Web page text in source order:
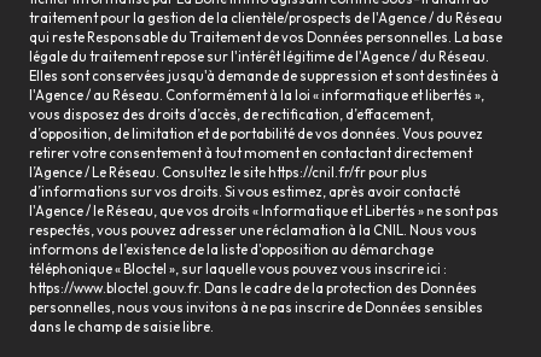
traitement pour la gestion de la clientèle/prospects de l'Agence / du Réseau
qui reste Responsable du Traitement de vos Données personnelles. La base
légale du traitement repose sur l'intérêt légitime de l'Agence / du Réseau.
Elles sont conservées jusqu'à demande de suppression et sont destinées à
l'Agence / au Réseau. Conformément à la loi « informatique et libertés »,
vous disposez des droits d’accès, de rectification, d’effacement,
d’opposition, de limitation et de portabilité de vos données. Vous pouvez
retirer votre consentement à tout moment en contactant directement
l’Agence / Le Réseau. Consultez le site https://cnil.fr/frpour plus
d’informations sur vos droits. Si vous estimez, après avoir contacté
l'Agence / le Réseau, que vos droits « Informatique et Libertés » ne sont pas
respectés, vous pouvez adresser une réclamation à la CNIL. Nous vous
informons de l’existence de la liste d'opposition au démarchage
téléphonique « Bloctel », sur laquelle vous pouvez vous inscrire ici :
https://www.bloctel.gouv.fr. Dans le cadre de la protection des Données
personnelles, nous vous invitons à ne pas inscrire de Données sensibles
dans le champ de saisie libre.